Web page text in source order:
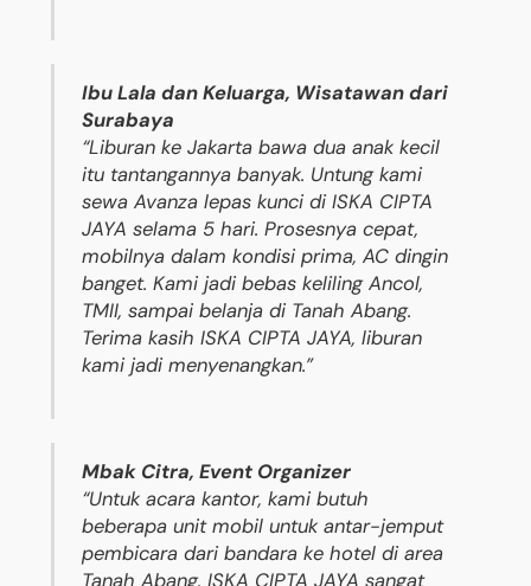
Ibu Lala dan Keluarga, Wisatawan dari
Surabaya
“Liburan ke Jakarta bawa dua anak kecil
itu tantangannya banyak. Untung kami
sewa Avanza lepas kunci di ISKA CIPTA
JAYA selama 5 hari. Prosesnya cepat,
mobilnya dalam kondisi prima, AC dingin
banget. Kami jadi bebas keliling Ancol,
TMII, sampai belanja di Tanah Abang.
Terima kasih ISKA CIPTA JAYA, liburan
kami jadi menyenangkan.”
Mbak Citra, Event Organizer
“Untuk acara kantor, kami butuh
beberapa unit mobil untuk antar-jemput
pembicara dari bandara ke hotel di area